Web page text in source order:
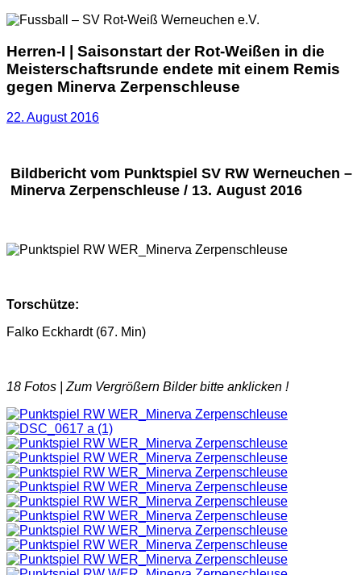
Herren-I | Saisonstart der Rot-Weißen in die
Meisterschaftsrunde endete mit einem Remis
gegen Minerva Zerpenschleuse
22. August 2016
Bildbericht vom Punktspiel SV RW Werneuchen –
Minerva Zerpenschleuse / 13. August 2016
Torschütze:
Falko Eckhardt (67. Min)
18 Fotos |Zum Vergrößern Bilder bitte anklicken !